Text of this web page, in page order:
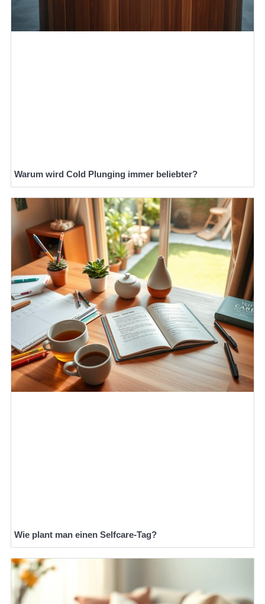
Warum wird Cold Plunging immer beliebter?
Wie plant man einen Selfcare-Tag?